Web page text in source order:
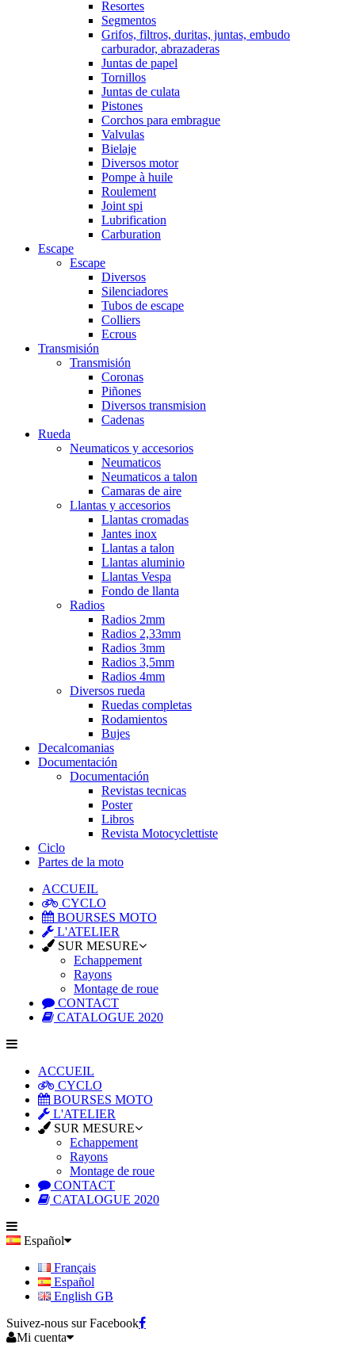
Resortes
Segmentos
Grifos, filtros, duritas, juntas, embudo
carburador, abrazaderas
Juntas de papel
Tornillos
Juntas de culata
Pistones
Corchos para embrague
Valvulas
Bielaje
Diversos motor
Pompe à huile
Roulement
Joint spi
Lubrification
Carburation
Escape
Escape
Diversos
Silenciadores
Tubos de escape
Colliers
Ecrous
Transmisión
Transmisión
Coronas
Piñones
Diversos transmision
Cadenas
Rueda
Neumaticos y accesorios
Neumaticos
Neumaticos a talon
Camaras de aire
Llantas y accesorios
Llantas cromadas
Jantes inox
Llantas a talon
Llantas aluminio
Llantas Vespa
Fondo de llanta
Radios
Radios 2mm
Radios 2,33mm
Radios 3mm
Radios 3,5mm
Radios 4mm
Diversos rueda
Ruedas completas
Rodamientos
Bujes
Decalcomanias
Documentación
Documentación
Revistas tecnicas
Poster
Libros
Revista Motocyclettiste
Ciclo
Partes de la moto
ACCUEIL
CYCLO
BOURSES MOTO
L'ATELIER
SUR MESURE
Echappement
Rayons
Montage de roue
CONTACT
CATALOGUE 2020
ACCUEIL
CYCLO
BOURSES MOTO
L'ATELIER
SUR MESURE
Echappement
Rayons
Montage de roue
CONTACT
CATALOGUE 2020
Español
Français
Español
English GB
Suivez-nous sur Facebook
Mi cuenta